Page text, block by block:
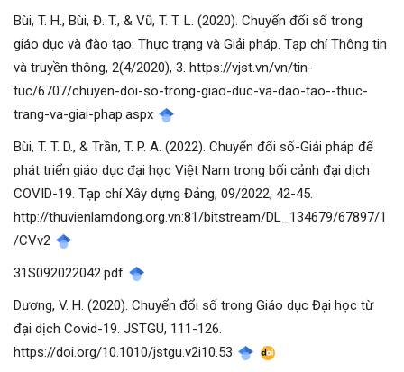
Bùi, T. H., Bùi, Đ. T., & Vũ, T. T. L. (2020). Chuyển đổi số trong
giáo dục và đào tạo: Thực trạng và Giải pháp. Tạp chí Thông tin
và truyền thông, 2(4/2020), 3. https://vjst.vn/vn/tin-
tuc/6707/chuyen-doi-so-trong-giao-duc-va-dao-tao--thuc-
trang-va-giai-phap.aspx
Bùi, T. T. D., & Trần, T. P. A. (2022). Chuyển đổi số-Giải pháp để
phát triển giáo dục đại học Việt Nam trong bối cảnh đại dịch
COVID-19. Tạp chí Xây dựng Đảng, 09/2022, 42-45.
http://thuvienlamdong.org.vn:81/bitstream/DL_134679/67897/1
/CVv2
31S092022042.pdf
Dương, V. H. (2020). Chuyển đổi số trong Giáo dục Đại học từ
đại dịch Covid-19. JSTGU, 111-126.
https://doi.org/10.1010/jstgu.v2i10.53